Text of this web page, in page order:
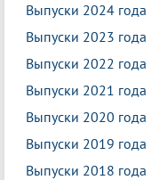
Выпуски 2024 года
Выпуски 2023 года
Выпуски 2022 года
Выпуски 2021 года
Выпуски 2020 года
Выпуски 2019 года
Выпуски 2018 года